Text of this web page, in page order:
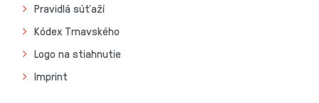
Pravidlá súťaží
Kódex Trnavského
Logo na stiahnutie
Imprint